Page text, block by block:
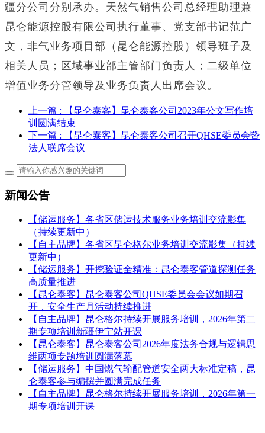
疆分公司分别承办。天然气销售公司总经理助理兼
昆仑能源控股有限公司执行董事、党支部书记范广
文，非气业务项目部（昆仑能源控股）领导班子及
相关人员；区域事业部主管部门负责人；二级单位
增值业务分管领导及业务负责人出席会议。
上一篇 : 【昆仑泰客】昆仑泰客公司2023年公文写作培
训圆满结束
下一篇 : 【昆仑泰客】昆仑泰客公司召开QHSE委员会暨
法人联席会议
新闻公告
【储运服务】各省区储运技术服务业务培训交流影集
（持续更新中）
【自主品牌】各省区昆仑格尔业务培训交流影集（持续
更新中）
【储运服务】开挖验证全精准：昆仑泰客管道探测任务
高质量推进
【昆仑泰客】昆仑泰客公司QHSE委员会会议如期召
开，安全生产月活动持续推进
【自主品牌】昆仑格尔持续开展服务培训，2026年第二
期专项培训新疆伊宁站开课
【昆仑泰客】昆仑泰客公司2026年度法务合规与逻辑思
维两项专题培训圆满落幕
【储运服务】中国燃气输配管道安全两大标准定稿，昆
仑泰客参与编撰并圆满完成任务
【自主品牌】昆仑格尔持续开展服务培训，2026年第一
期专项培训开课